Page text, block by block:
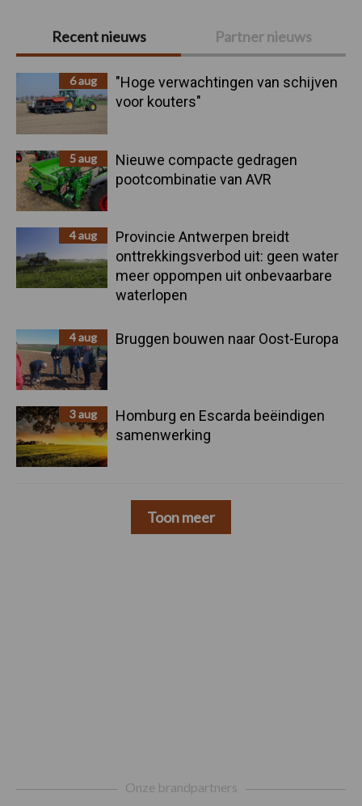
Primaire
Sidebar
Recent nieuws Partner nieuws
6 aug
"Hoge verwachtingen van schijven
voor kouters"
5 aug
Nieuwe compacte gedragen
pootcombinatie van AVR
4 aug
Provincie Antwerpen breidt
onttrekkingsverbod uit: geen water
meer oppompen uit onbevaarbare
waterlopen
4 aug Bruggen bouwen naar Oost-Europa
3 aug
Homburg en Escarda beëindigen
samenwerking
Toon meer
Onze brandpartners